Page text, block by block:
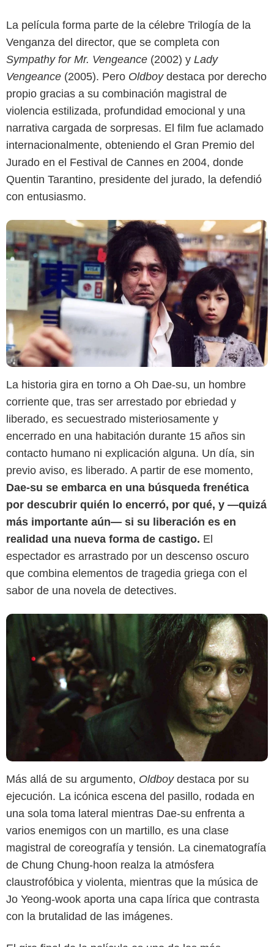
La película forma parte de la célebre Trilogía de la
Venganza del director, que se completa con
Sympathy for Mr. Vengeance (2002) y Lady
Vengeance (2005). Pero Oldboydestaca por derecho
propio gracias a su combinación magistral de
violencia estilizada, profundidad emocional y una
narrativa cargada de sorpresas. El film fue aclamado
internacionalmente, obteniendo el Gran Premio del
Jurado en el Festival de Cannes en 2004, donde
Quentin Tarantino, presidente del jurado, la defendió
con entusiasmo.
MUBI
La historia gira en torno a Oh Dae-su, un hombre
corriente que, tras ser arrestado por ebriedad y
liberado, es secuestrado misteriosamente y
encerrado en una habitación durante 15 años sin
contacto humano ni explicación alguna. Un día, sin
previo aviso, es liberado. A partir de ese momento,
Dae-su se embarca en una búsqueda frenética
por descubrir quién lo encerró, por qué, y —quizá
más importante aún— si su liberación es en
realidad una nueva forma de castigo. El
espectador es arrastrado por un descenso oscuro
que combina elementos de tragedia griega con el
sabor de una novela de detectives.
MUBI
Más allá de su argumento, Oldboy destaca por su
ejecución. La icónica escena del pasillo, rodada en
una sola toma lateral mientras Dae-su enfrenta a
varios enemigos con un martillo, es una clase
magistral de coreografía y tensión. La cinematografía
de Chung Chung-hoon realza la atmósfera
claustrofóbica y violenta, mientras que la música de
Jo Yeong-wook aporta una capa lírica que contrasta
con la brutalidad de las imágenes.
MUBI